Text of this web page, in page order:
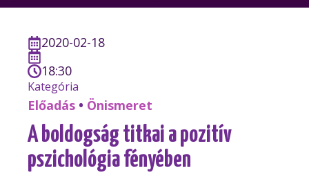
2020-02-18
18:30
Kategória
Előadás • Önismeret
A boldogság titkai a pozitív
pszichológia fényében